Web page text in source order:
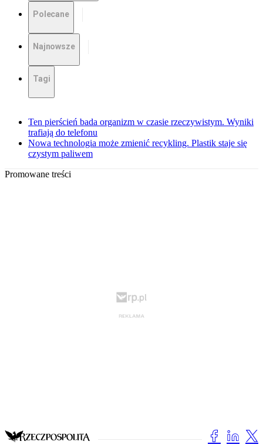
Polecane
Najnowsze
Tagi
Ten pierścień bada organizm w czasie rzeczywistym. Wyniki
trafiają do telefonu
Nowa technologia może zmienić recykling. Plastik staje się
czystym paliwem
Promowane treści